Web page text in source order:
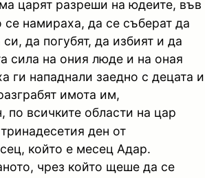
царят разреши на юдеите, във
се намираха, да се съберат да
да погубят, да избият и да
сила на ония люде и на оная
ги нападнали заедно с децата и
имота им,
по всичките области на цар
ден от
който е месец Адар.
чрез който щеше да се